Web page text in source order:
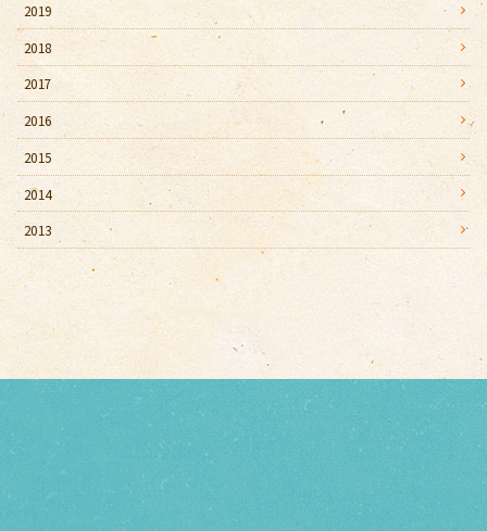
2019
2018
2017
2016
2015
2014
2013